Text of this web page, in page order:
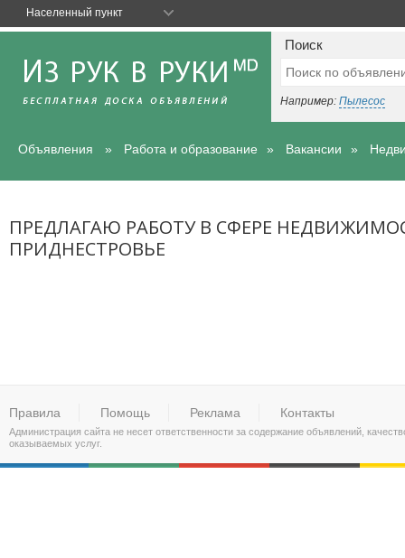
Поиск
Например: Пылесос
Объявления Работа и образование Вакансии
ПРЕДЛАГАЮ РАБОТУ В СФЕРЕ
ПРИДНЕСТРОВЬЕ
Правила Помощь Реклама Контакты
Администрация сайта не несет ответственности за содержание объявлений,
оказываемых услуг.
Населенный пункт